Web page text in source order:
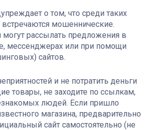
о том, что среди таких
встречаются мошеннические.
рассылать предложения в
мессенджерах или при помощи
сайтов.
и не потратить деньги
товары, не заходите по ссылкам,
людей. Если пришло
магазина, предварительно
сайт самостоятельно (не